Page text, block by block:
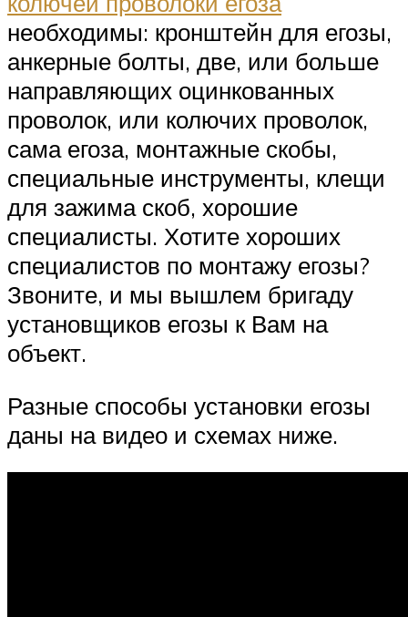
необходимы: кронштейн для егозы,
анкерные болты, две, или больше
направляющих оцинкованных
проволок, или колючих проволок,
сама егоза, монтажные скобы,
специальные инструменты, клещи
для зажима скоб, хорошие
специалисты. Хотите хороших
специалистов по монтажу егозы?
Звоните, и мы вышлем бригаду
установщиков егозы к Вам на
объект.
Разные способы установки егозы
даны на видео и схемах ниже.